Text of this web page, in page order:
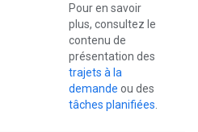
Pour en savoir
plus, consultez le
contenu de
présentation des
trajets à la
demande ou des
tâches planifiées.